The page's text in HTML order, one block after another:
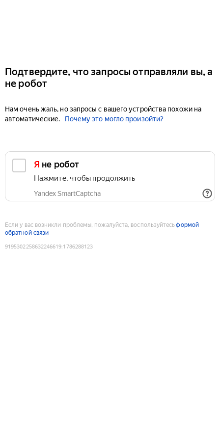
Подтвердите, что запросы отправляли вы, а
не робот
Нам очень жаль, но запросы с вашего устройства похожи на
автоматические.
Почему это могло произойти?
Я не робот
Нажмите, чтобы продолжить
Yandex SmartCaptcha
Если у вас возникли проблемы, пожалуйста, воспользуйтесьформой
обратной связи
9195302258632246619:1786288123